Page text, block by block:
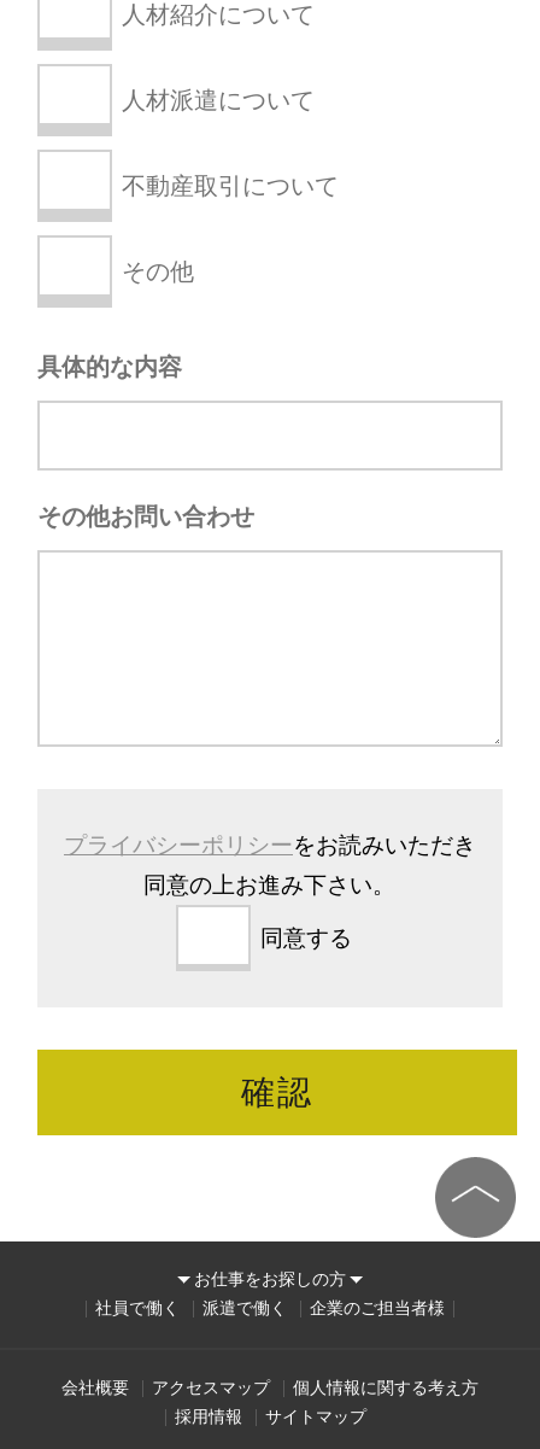
人材紹介について
人材派遣について
不動産取引について
その他
具体的な内容
その他お問い合わせ
プライバシーポリシーをお読みいただき
同意の上お進み下さい。
同意する
お仕事をお探しの方
社員で働く
派遣で働く 企業のご担当者様
会社概要 アクセスマップ
個人情報に関する考え方
採用情報
サイトマップ